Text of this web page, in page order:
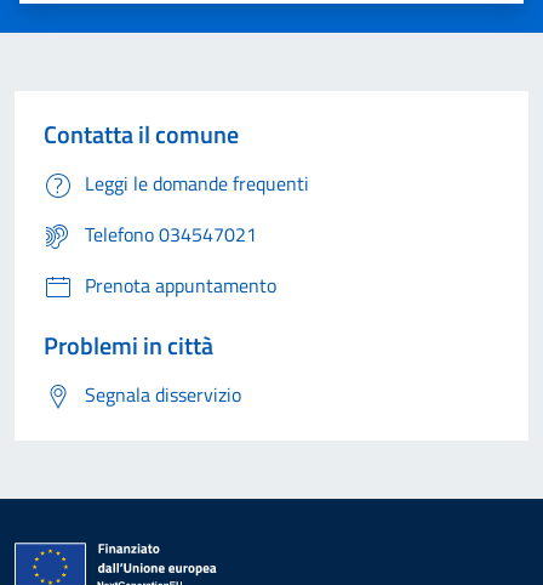
Contatta il comune
Leggi le domande frequenti
Telefono 034547021
Prenota appuntamento
Problemi in città
Segnala disservizio